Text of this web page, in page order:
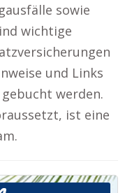
sowie
wichtige
und Links
werden.
ist eine